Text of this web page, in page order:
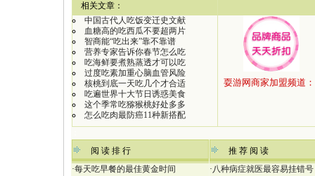
相关文章：
中国古代人吃饭变迁史文献
血糖高的吃西瓜不要超两片
智商能“吃出来”靠不靠谱
营养专家告诉你春节怎么吃
吃海鲜要煮熟蒸透才可以吃
过度吃素加重心脑血管风险
核桃到底一天吃几个才合适
吃遍世界十大节日诱惑美食
这个季常吃猕猴桃好处多多
怎么吃肉最防癌11种新搭配
阅 读 排 行
·每天吃早餐的最佳黄金时间
推 荐 阅 读
·八种病症就医最容易挂错号